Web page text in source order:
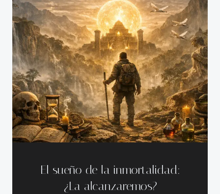
El sueño de la inmortalidad:
¿La alcanzaremos?